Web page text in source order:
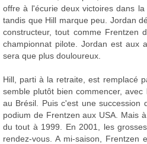
offre à l'écurie deux victoires dans
tandis que Hill marque peu. Jordan
constructeur, tout comme Frentzen
championnat pilote. Jordan est aux
sera que plus douloureux.
Hill, parti à la retraite, est remplacé
semble plutôt bien commencer,
au Brésil. Puis c'est une succession
podium de Frentzen aux USA. Mais
du tout à 1999. En 2001, les
rendez-vous. A mi-saison, Frentzen